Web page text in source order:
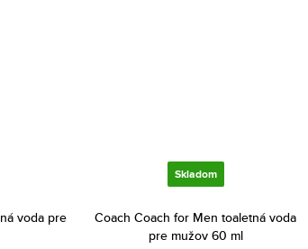
voda pre
Skladom
Coach Coach for Men toaletná voda
pre mužov 60 ml